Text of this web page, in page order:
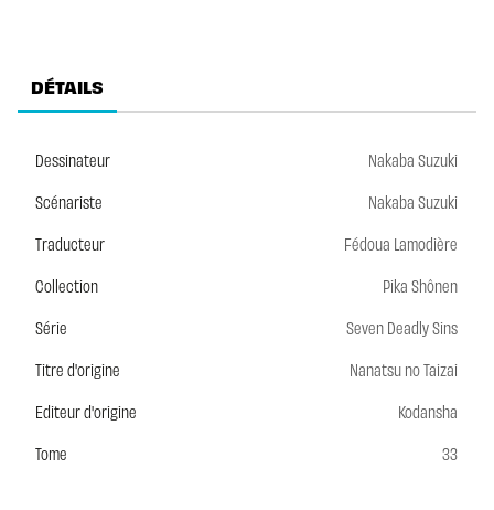
DÉTAILS
Dessinateur
Nakaba Suzuki
Scénariste
Nakaba Suzuki
Traducteur
Fédoua Lamodière
Collection
Pika Shônen
Série
Seven Deadly Sins
Titre d'origine
Nanatsu no Taizai
Editeur d'origine
Kodansha
Tome
33